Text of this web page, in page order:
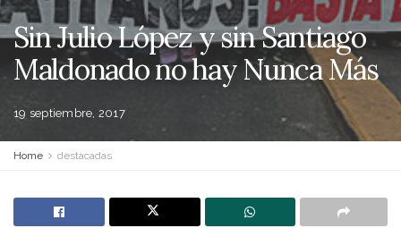
Sin Julio López y sin Santiago
Maldonado no hay Nunca Más
19 septiembre, 2017
Home destacadas